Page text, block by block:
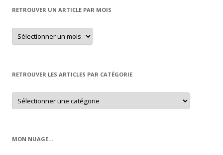
RETROUVER UN ARTICLE PAR MOIS
Retrouver
un
article
RETROUVER LES ARTICLES PAR CATÉGORIE
Retrouver
les
articles
MON NUAGE…